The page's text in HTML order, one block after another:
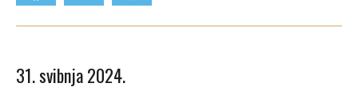
31. svibnja 2024.